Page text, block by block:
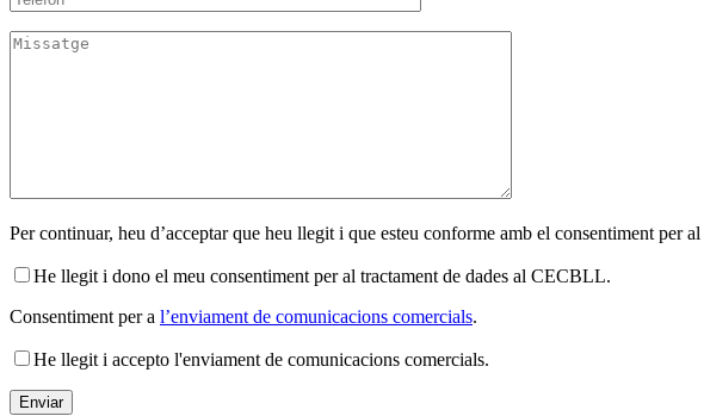
Per continuar, heu d’acceptar que heu llegit i que esteu conforme amb el consentiment per al
He llegit i dono el meu consentiment per al tractament de dades al CECBLL.
Consentiment per a l’enviament de comunicacions comercials.
He llegit i accepto l'enviament de comunicacions comercials.